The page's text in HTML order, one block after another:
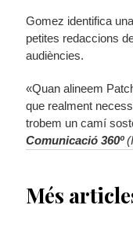
Gomez identifica
petites redaccions
audiències.
«Quan alineem
que realment
trobem un camí
Comunicació 360º
Més